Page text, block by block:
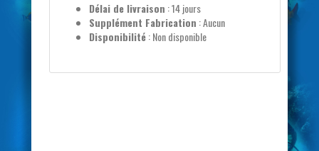
Délai de livraison :14 jours
Supplément Fabrication :Aucun
Disponibilité:Non disponible